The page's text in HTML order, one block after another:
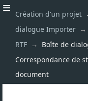
Création d'un projet
dialogue Importer
RTF
Boîte de
Correspondance de
document